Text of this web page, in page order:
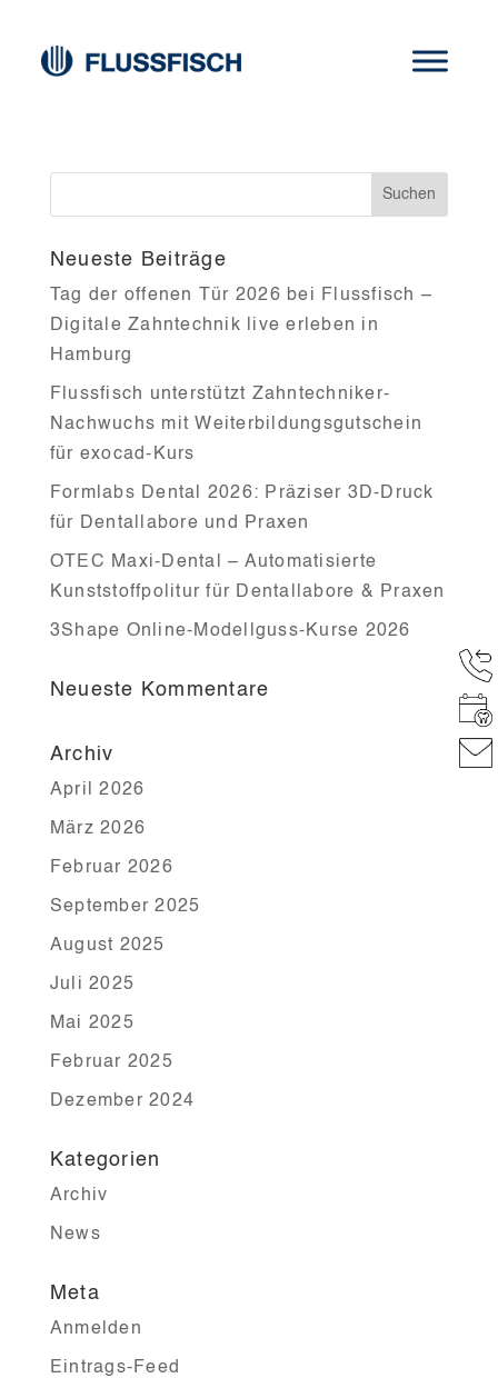
pritidenta
Neueste Beiträge
Tag der offenen Tür 2026 bei Flussfisch –
Digitale Zahntechnik live erleben in
Hamburg
Flussfisch unterstützt Zahntechniker-
Nachwuchs mit Weiterbildungsgutschein
für exocad-Kurs
Formlabs Dental 2026: Präziser 3D-Druck
für Dentallabore und Praxen
OTEC Maxi-Dental – Automatisierte
Kunststoffpolitur für Dentallabore & Praxen
3Shape Online-Modellguss-Kurse 2026
Neueste Kommentare
Archiv
April 2026
März 2026
Februar 2026
September 2025
August 2025
Juli 2025
Mai 2025
Februar 2025
Dezember 2024
Kategorien
Archiv
News
Meta
Anmelden
Eintrags-Feed